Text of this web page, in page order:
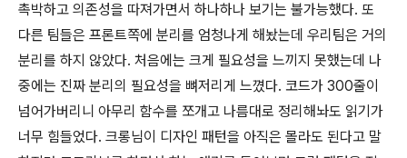
촉박하고 의존성을 따져가면서 하나하나 보기는 불가능했다. 또
다른 팀들은 프론트쪽에 분리를 엄청나게 해놨는데 우리팀은 거의
분리를 하지 않았다. 처음에는 크게 필요성을 느끼지 못했는데 나
중에는 진짜 분리의 필요성을 뼈저리게 느꼈다. 코드가 300줄이
넘어가버리니 아무리 함수를 쪼개고 나름대로 정리해놔도 읽기가
너무 힘들었다. 크롱님이 디자인 패턴을 아직은 몰라도 된다고 말